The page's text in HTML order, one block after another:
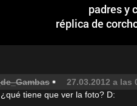
padres y
réplica de
27.03.2012 a las
tiene que ver la foto? D: